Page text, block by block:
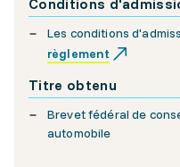
Conditions
Les conditions
règlement
Titre obtenu
Brevet fédéral de
automobile